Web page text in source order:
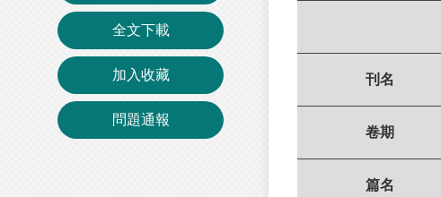
全文下載
加入收藏
問題通報
刊名
卷期
篇名